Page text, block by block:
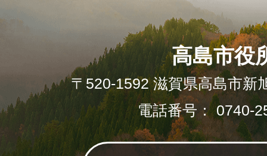
高島市役
〒520-1592 滋賀県高島市新
電話番号： 0740-